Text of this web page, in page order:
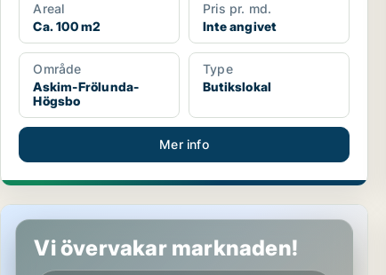
Areal
Ca. 100 m2
Pris pr. md.
Inte angivet
Område
Askim-Frölunda-
Högsbo
Type
Butikslokal
Mer info
Butikslokal i Haninge, Handen
Vi övervakar marknaden!